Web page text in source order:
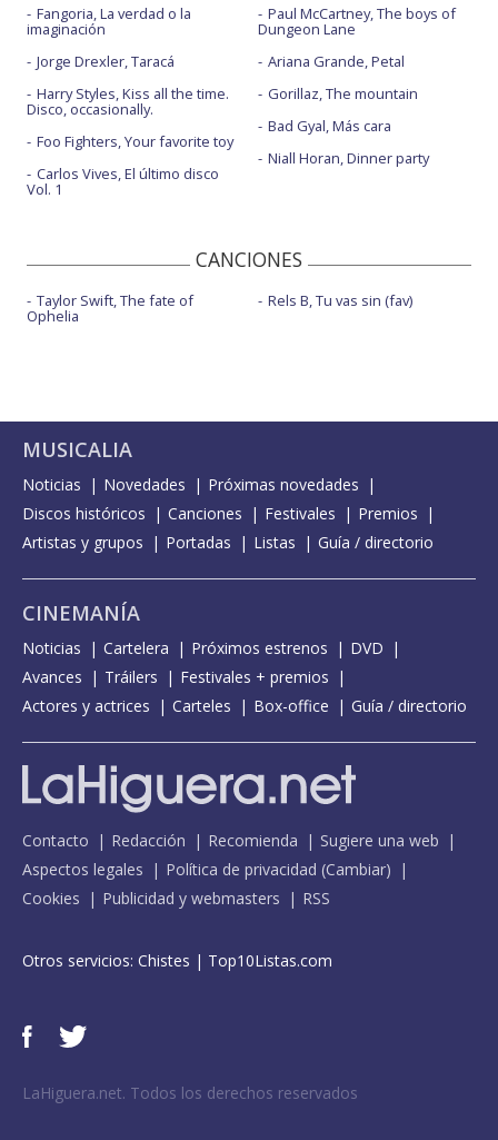
Fangoria, La verdad o la
imaginación
Jorge Drexler, Taracá
Harry Styles, Kiss all the time.
Disco, occasionally.
Foo Fighters, Your favorite toy
Carlos Vives, El último disco
Vol. 1
Paul McCartney, The boys of
Dungeon Lane
Ariana Grande, Petal
Gorillaz, The mountain
Bad Gyal, Más cara
Niall Horan, Dinner party
CANCIONES
Taylor Swift, The fate of
Ophelia
Rels B, Tu vas sin (fav)
MUSICALIA
Noticias Novedades
Próximas novedades
Discos históricos
Canciones Festivales
Premios
Artistas y grupos
Portadas Listas Guía / directorio
CINEMANÍA
Noticias Cartelera Próximos estrenos
DVD
Avances
Tráilers
Festivales + premios
Actores y actrices
Carteles Box-office Guía / directorio
Contacto Redacción Recomienda
Sugiere una web
Aspectos legales
Política de privacidad (Cambiar)
Cookies
Publicidad y webmasters RSS
Otros servicios: Chistes | Top10Listas.com
LaHiguera.net. Todos los derechos reservados